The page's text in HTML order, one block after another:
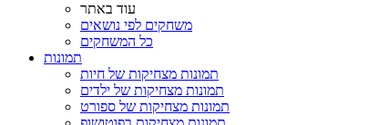
עוד באתר
משחקים לפי נושאים
כל המשחקים
תמונות
תמונות מצחיקות של חיות
תמונות מצחיקות של ילדים
תמונות מצחיקות של ספורט